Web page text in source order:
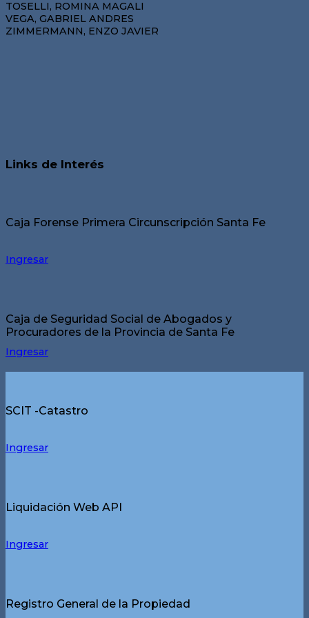
TOSELLI, ROMINA MAGALI
VEGA, GABRIEL ANDRES
ZIMMERMANN, ENZO JAVIER
Links de Interés
Caja Forense Primera Circunscripción Santa Fe
Ingresar
Caja de Seguridad Social de Abogados y
Procuradores de la Provincia de Santa Fe
Ingresar
SCIT -Catastro
Ingresar
Liquidación Web API
Ingresar
Registro General de la Propiedad